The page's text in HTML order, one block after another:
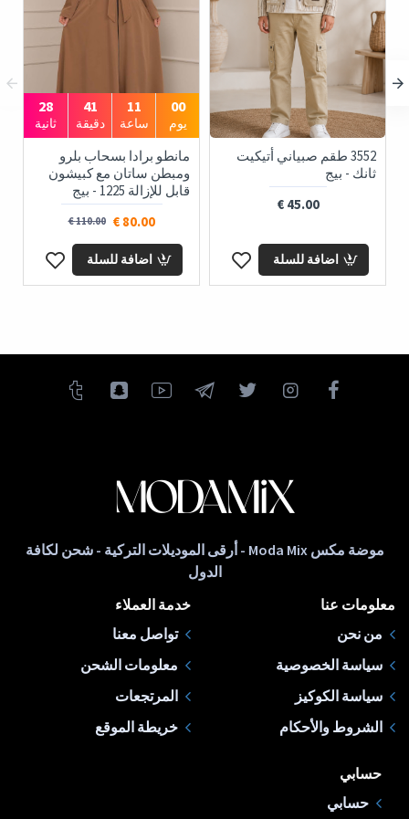
3552 طقم صبياني أتيكيت
ثانك - بيج
45.00 €
اضافة للسلة
00
يوم
11
ساعة
41
دقيقة
28
ثانية
مانطو برادا بسحاب بلرو
ومبطن ساتان مع كبيشون
قابل للإزالة 1225 - بيج
80.00 €
110.00 €
اضافة للسلة
موضة مكس Moda Mix - أرقى الموديلات التركية - شحن لكافة
الدول
معلومات عنا
من نحن
سياسة الخصوصية
سياسة الكوكيز
الشروط والأحكام
خدمة العملاء
تواصل معنا
معلومات الشحن
المرتجعات
خريطة الموقع
حسابي
حسابي